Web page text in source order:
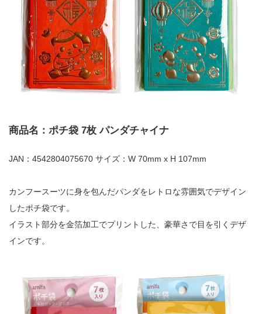
商品名：ポチ袋 7枚 パンダチャイナ
JAN：4542804075670 サイズ：W 70mm x H 107mm
カンフースーツに身を包んだパンダをレトロな雰囲気でデザイン
したポチ袋です。
イラスト部分を金箔加工でプリントした、豪華さで目を引くデザ
インです。